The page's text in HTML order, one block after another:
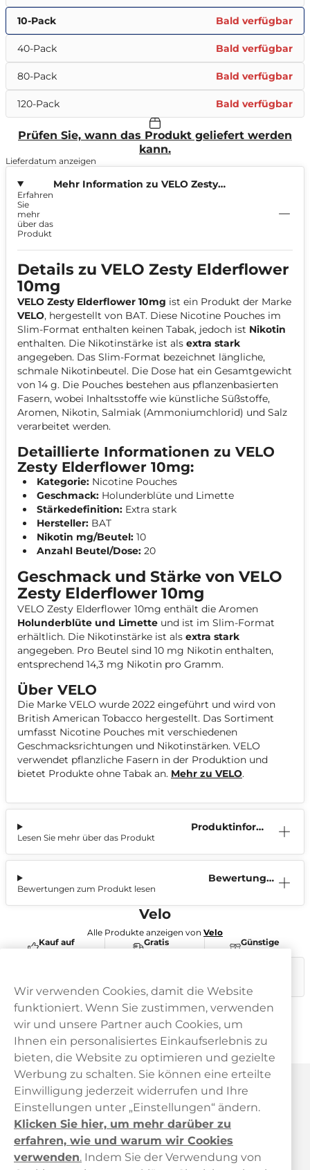
10-Pack Bald verfügbar
40-Pack Bald verfügbar
80-Pack Bald verfügbar
120-Pack Bald verfügbar
Prüfen Sie, wann das Produkt geliefert werden
kann.
Lieferdatum anzeigen
Mehr Information zu VELO Zesty
Erfahren
Sie
mehr
über das
Produkt
Details zu VELO Zesty Elderflower
10mg
VELO Zesty Elderflower 10mg ist ein Produkt der Marke
VELO, hergestellt von BAT. Diese Nicotine Pouches im
Slim-Format enthalten keinen Tabak, jedoch ist Nikotin
enthalten. Die Nikotinstärke ist als extra stark
angegeben. Das Slim-Format bezeichnet längliche,
schmale Nikotinbeutel. Die Dose hat ein Gesamtgewicht
von 14 g. Die Pouches bestehen aus pflanzenbasierten
Fasern, wobei Inhaltsstoffe wie künstliche Süßstoffe,
Aromen, Nikotin, Salmiak (Ammoniumchlorid) und Salz
verarbeitet werden.
Detaillierte Informationen zu VELO
Zesty Elderflower 10mg:
Kategorie: Nicotine Pouches
Geschmack: Holunderblüte und Limette
Stärkedefinition: Extra stark
Hersteller: BAT
Nikotin mg/Beutel: 10
Anzahl Beutel/Dose: 20
Geschmack und Stärke von VELO
Zesty Elderflower 10mg
VELO Zesty Elderflower 10mg enthält die Aromen
Holunderblüte und Limette und ist im Slim-Format
erhältlich. Die Nikotinstärke ist als extra stark
angegeben. Pro Beutel sind 10 mg Nikotin enthalten,
entsprechend 14,3 mg Nikotin pro Gramm.
Über VELO
Die Marke VELO wurde 2022 eingeführt und wird von
British American Tobacco hergestellt. Das Sortiment
umfasst Nicotine Pouches mit verschiedenen
Geschmacksrichtungen und Nikotinstärken. VELO
verwendet pflanzliche Fasern in der Produktion und
bietet Produkte ohne Tabak an. Mehr zu VELO.
Produktinform
Lesen Sie mehr über das Produkt
Bewertunge
Bewertungen zum Produkt lesen
Velo
Alle Produkte anzeigen von Velo
Kauf auf
Rechnung
Gratis
Versand
Günstige
Preise
Haypp Österreich
Wir verwenden Cookies, damit die Website
funktioniert. Wenn Sie zustimmen, verwenden
wir und unsere Partner auch Cookies, um
Ihnen ein personalisiertes Einkaufserlebnis zu
bieten, die Website zu optimieren und gezielte
Werbung zu schalten. Sie können eine erteilte
Einwilligung jederzeit widerrufen und Ihre
Einstellungen unter „Einstellungen“ ändern.
Klicken Sie hier, um mehr darüber zu
erfahren, wie und warum wir Cookies
verwenden. Indem Sie der Verwendung von